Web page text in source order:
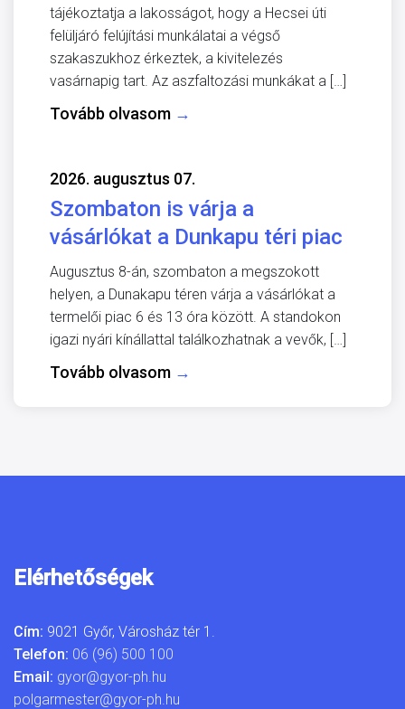
tájékoztatja a lakosságot, hogy a Hecsei úti
felüljáró felújítási munkálatai a végső
szakaszukhoz érkeztek, a kivitelezés
vasárnapig tart. Az aszfaltozási munkákat a […]
Tovább olvasom →
2026. augusztus 07.
Szombaton is várja a
vásárlókat a Dunkapu téri piac
Augusztus 8-án, szombaton a megszokott
helyen, a Dunakapu téren várja a vásárlókat a
termelői piac 6 és 13 óra között. A standokon
igazi nyári kínállattal találkozhatnak a vevők, […]
Tovább olvasom →
Elérhetőségek
Cím: 9021 Győr, Városház tér 1.
Telefon: 06 (96) 500 100
Email: gyor@gyor-ph.hu
polgarmester@gyor-ph.hu